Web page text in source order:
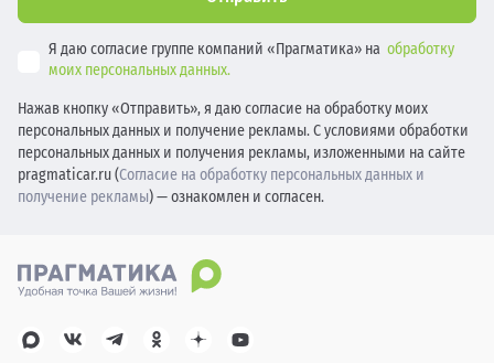
Я даю согласие группе компаний «Прагматика» на обработку
моих персональных данных.
Нажав кнопку «Отправить», я даю согласие на обработку моих
персональных данных и получение рекламы. С условиями обработки
персональных данных и получения рекламы, изложенными на сайте
pragmaticar.ru (Согласие на обработку персональных данных и
получение рекламы) — ознакомлен и согласен.